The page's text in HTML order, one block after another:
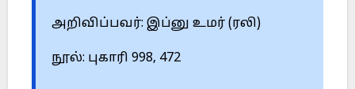
அறிவிப்பவர்: இப்னு உமர் (ரலி)
நூல்: புகாரி 998, 472